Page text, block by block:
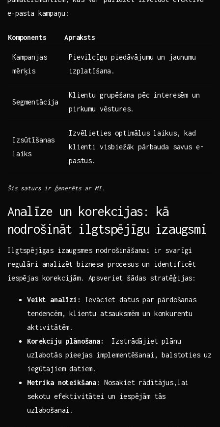
e-pasta kampaņu:
Komponents Apraksts
Kampanjas
mērķis
Pievilcīgu piedāvājumu un jaunumu
izplatīšana.
Segmentācija
Klientu grupēšana pēc interesēm un
pirkumu vēstures.
Izsūtīšanas
laiks
Izvēlieties optimālus laikus, ​kad
klienti visbiežāk pārbauda savus e-
pastus.
Šis saturs ir ģenerēts ar MI.
Analīze un korekcijas: kā
nodrošināt ilgtspējīgu⁤ izaugsmi
Ilgtspējīgas izaugsmes nodrošināšanai‌ ir svarīgi
regulāri analizēt biznesa procesus un identificēt
iespējas korekcijām. Apsveriet šādas stratēģijas:
Veikt analīzi:
Ievāciet‌ datus ⁢par pārdošanas
tendencēm, klientu atsauksmēm​ un konkurentu
aktivitātēm.
Korekciju plānošana:
​ Izstrādājiet plānu
uzlabotās ⁣pieejas implementēšanai, balstoties ​uz
iegūtajiem datiem.
Metrika noteikšana:
Nosakiet rādītājus,lai
sekotu efektivitātei un iespējām tās
uzlabošanai.